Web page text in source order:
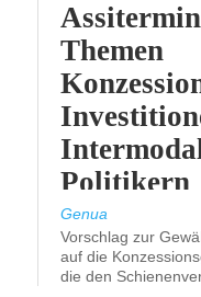
Themen
Politikern
Genua
Vorschlag zur
auf die
die den